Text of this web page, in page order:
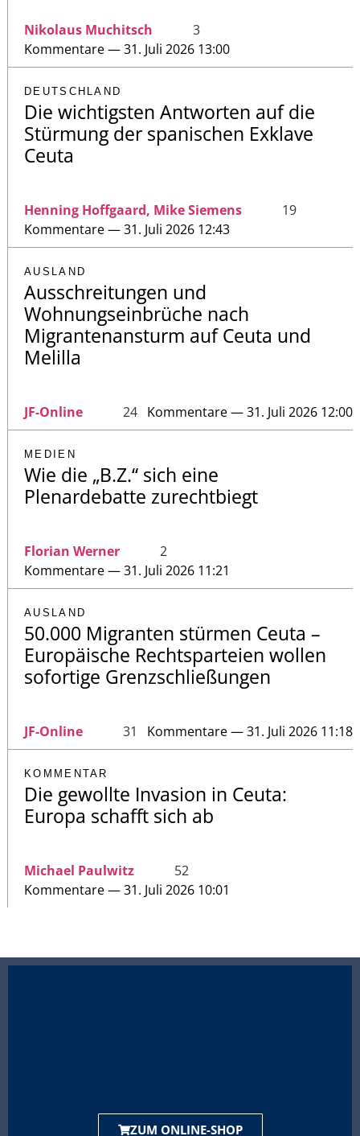
Nikolaus Muchitsch
3
Kommentare — 31. Juli 2026 13:00
DEUTSCHLAND
Die wichtigsten Antworten auf die
Stürmung der spanischen Exklave
Ceuta
Henning Hoffgaard, Mike Siemens
19
Kommentare — 31. Juli 2026 12:43
AUSLAND
Ausschreitungen und
Wohnungseinbrüche nach
Migrantenansturm auf Ceuta und
Melilla
JF-Online 24 Kommentare — 31. Juli 2026 12:00
MEDIEN
Wie die „B.Z.“ sich eine
Plenardebatte zurechtbiegt
Florian Werner
2
Kommentare — 31. Juli 2026 11:21
AUSLAND
50.000 Migranten stürmen Ceuta –
Europäische Rechtsparteien wollen
sofortige Grenzschließungen
JF-Online 31 Kommentare — 31. Juli 2026 11:18
KOMMENTAR
Die gewollte Invasion in Ceuta:
Europa schafft sich ab
Michael Paulwitz
52
Kommentare — 31. Juli 2026 10:01
ZUM ONLINE-SHOP